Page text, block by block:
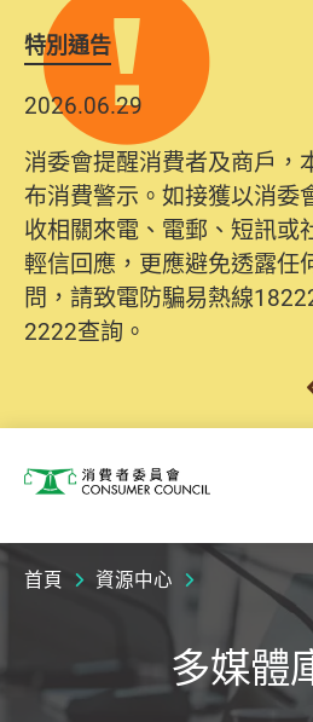
特別通告
2026.06.29
消委會提醒消費者及商戶，
布消費警示。如接獲以消委
收相關來電、電郵、短訊或
輕信回應，更應避免透露任
問，請致電防騙易熱線
2222查詢。
2025.10.31
為提升使用者體驗及網絡安
系統已經進行升級及推出新
10日起，消費者需要提供基
名、電郵及電話）註冊帳戶
詢及建議。所有提交紀錄將
方便日後作出跟進。
消費者委員會
首頁 資源中心
多媒體